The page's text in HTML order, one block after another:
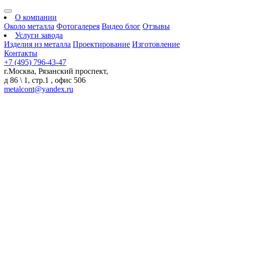
О компании
Около металла Фотогалерея Видео блог Отзывы
Услуги завода
Изделия из металла Проектирование Изготовление
Контакты
+7 (495) 796-43-47
г.Москва, Рязанский проспект,
д 86 \ 1, стр.1 , офис 506
metalcont@yandex.ru